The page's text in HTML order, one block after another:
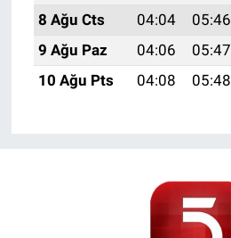
8 Ağu Cts
04:04 05:46
9 Ağu Paz
04:06 05:47
10 Ağu Pts
04:08 05:48